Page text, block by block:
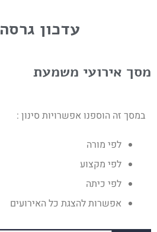
עדכון גרסה 514
מסך אירועי משמעת
במסך זה הוספנו אפשרויות סינון :
לפי מורה
לפי מקצוע
לפי כיתה
אפשרות להצגת כל האירועים